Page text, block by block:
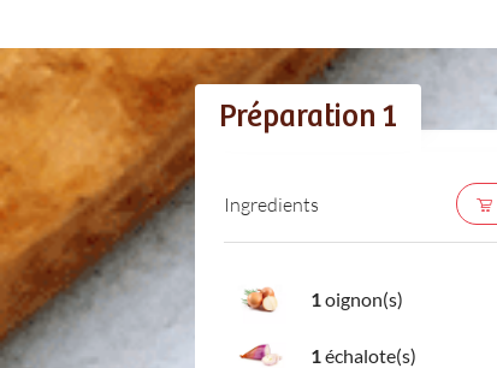
Préparation 1
Ingredients
1 oignon(s)
1 échalote(s)